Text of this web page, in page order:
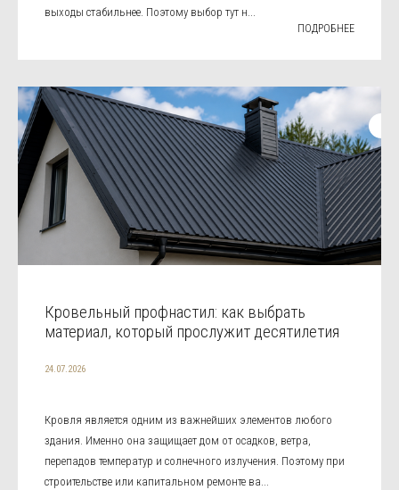
выходы стабильнее. Поэтому выбор тут н...
ПОДРОБНЕЕ
Кровельный профнастил: как выбрать
материал, который прослужит десятилетия
24.07.2026
Кровля является одним из важнейших элементов любого
здания. Именно она защищает дом от осадков, ветра,
перепадов температур и солнечного излучения. Поэтому при
строительстве или капитальном ремонте ва...